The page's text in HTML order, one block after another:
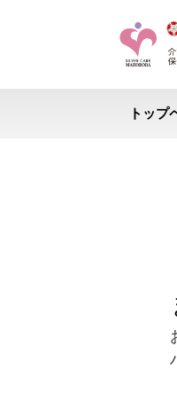
トップ